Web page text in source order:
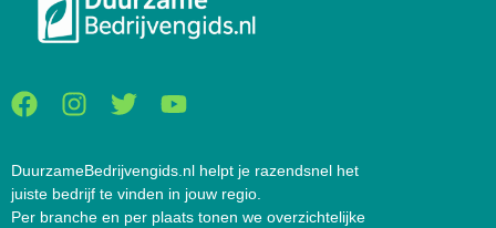
DuurzameBedrijvengids.nl helpt je razendsnel het
juiste bedrijf te vinden in jouw regio.
Per branche en per plaats tonen we overzichtelijke